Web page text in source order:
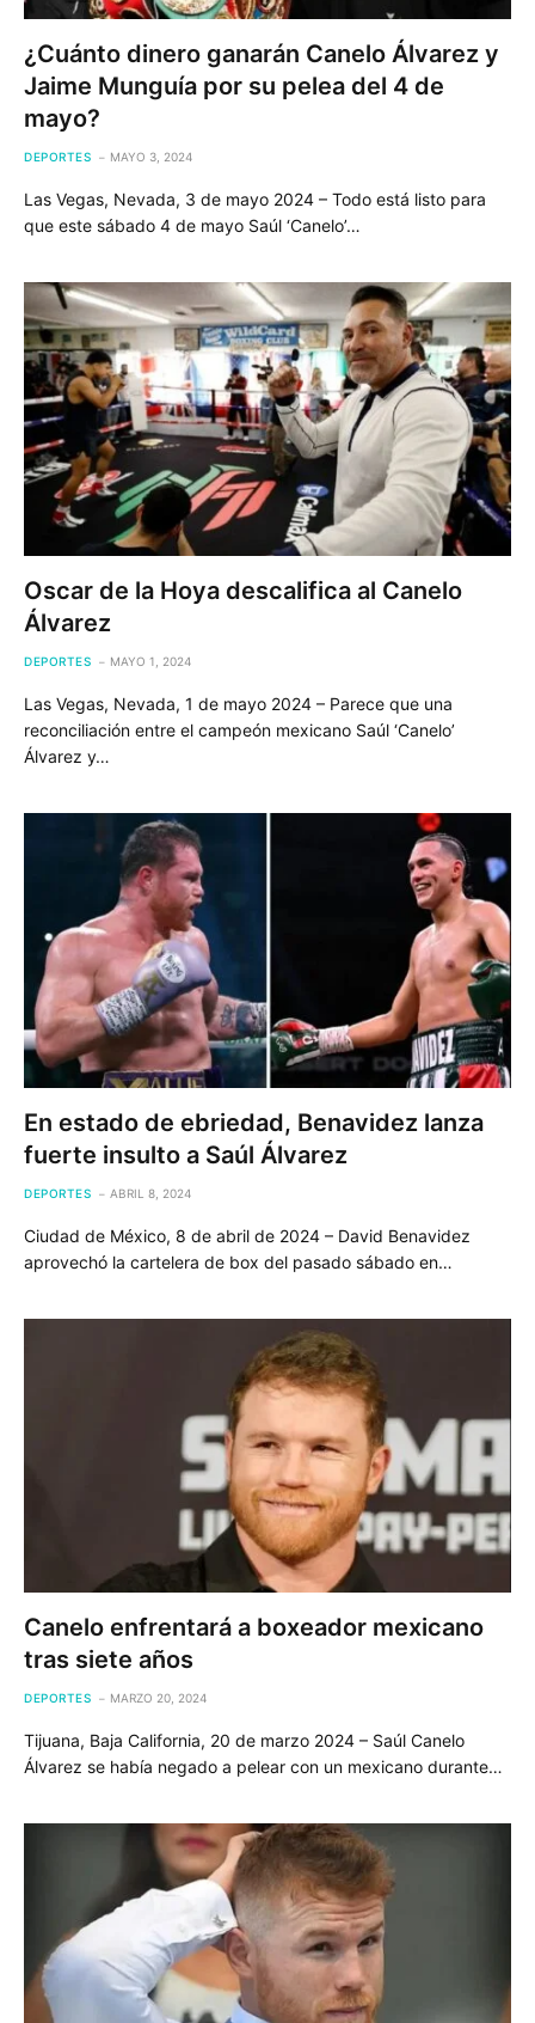
¿Cuánto dinero ganarán Canelo Álvarez y
Jaime Munguía por su pelea del 4 de
mayo?
DEPORTES MAYO 3, 2024
Las Vegas, Nevada, 3 de mayo 2024 – Todo está listo para
que este sábado 4 de mayo Saúl ‘Canelo’…
Oscar de la Hoya descalifica al Canelo
Álvarez
DEPORTES MAYO 1, 2024
Las Vegas, Nevada, 1 de mayo 2024 – Parece que una
reconciliación entre el campeón mexicano Saúl ‘Canelo’
Álvarez y…
En estado de ebriedad, Benavidez lanza
fuerte insulto a Saúl Álvarez
DEPORTES ABRIL 8, 2024
Ciudad de México, 8 de abril de 2024 – David Benavidez
aprovechó la cartelera de box del pasado sábado en…
Canelo enfrentará a boxeador mexicano
tras siete años
DEPORTES MARZO 20, 2024
Tijuana, Baja California, 20 de marzo 2024 – Saúl Canelo
Álvarez se había negado a pelear con un mexicano durante…